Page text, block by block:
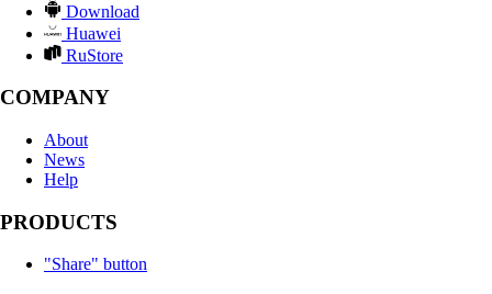
Download
Huawei
RuStore
COMPANY
About
News
Help
PRODUCTS
"Share" button